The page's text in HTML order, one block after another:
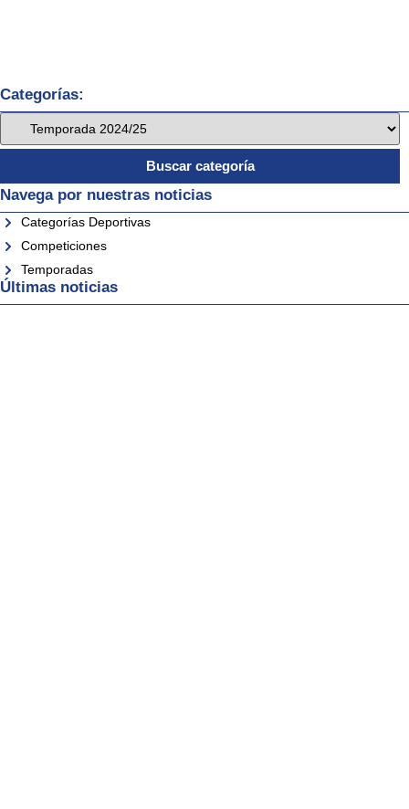
Categorías:
Navega por nuestras noticias
Categorías Deportivas
Competiciones
Temporadas
Últimas noticias